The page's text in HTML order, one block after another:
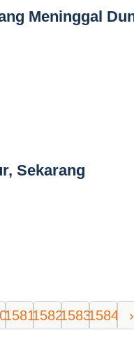
Meninggal
Sekarang
1581158215831584
›